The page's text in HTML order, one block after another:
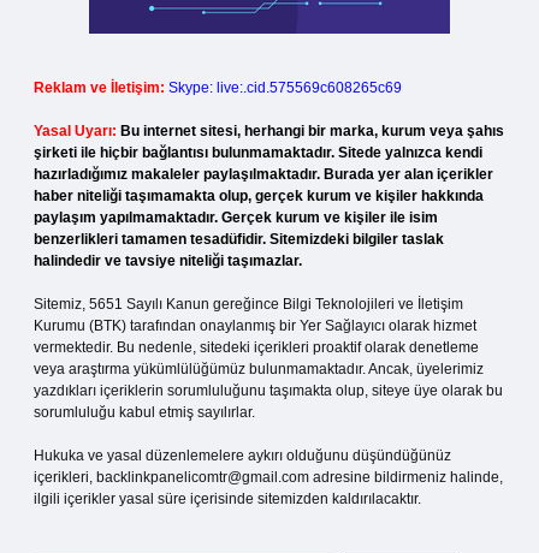
Reklam ve İletişim: Skype: live:.cid.575569c608265c69
Yasal Uyarı: Bu internet sitesi, herhangi bir marka, kurum veya şahıs
şirketi ile hiçbir bağlantısı bulunmamaktadır. Sitede yalnızca kendi
hazırladığımız makaleler paylaşılmaktadır. Burada yer alan içerikler
haber niteliği taşımamakta olup, gerçek kurum ve kişiler hakkında
paylaşım yapılmamaktadır. Gerçek kurum ve kişiler ile isim
benzerlikleri tamamen tesadüfidir. Sitemizdeki bilgiler taslak
halindedir ve tavsiye niteliği taşımazlar.
Sitemiz, 5651 Sayılı Kanun gereğince Bilgi Teknolojileri ve İletişim
Kurumu (BTK) tarafından onaylanmış bir Yer Sağlayıcı olarak hizmet
vermektedir. Bu nedenle, sitedeki içerikleri proaktif olarak denetleme
veya araştırma yükümlülüğümüz bulunmamaktadır. Ancak, üyelerimiz
yazdıkları içeriklerin sorumluluğunu taşımakta olup, siteye üye olarak bu
sorumluluğu kabul etmiş sayılırlar.
Hukuka ve yasal düzenlemelere aykırı olduğunu düşündüğünüz
içerikleri, backlinkpanelicomtr@gmail.com adresine bildirmeniz halinde,
ilgili içerikler yasal süre içerisinde sitemizden kaldırılacaktır.